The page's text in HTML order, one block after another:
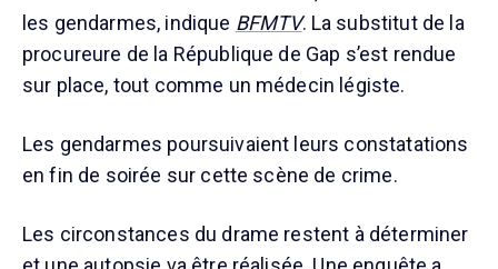
les gendarmes, indique BFMTV. La substitut de la
procureure de la République de Gap s’est rendue
sur place, tout comme un médecin légiste.
Les gendarmes poursuivaient leurs constatations
en fin de soirée sur cette scène de crime.
Les circonstances du drame restent à déterminer